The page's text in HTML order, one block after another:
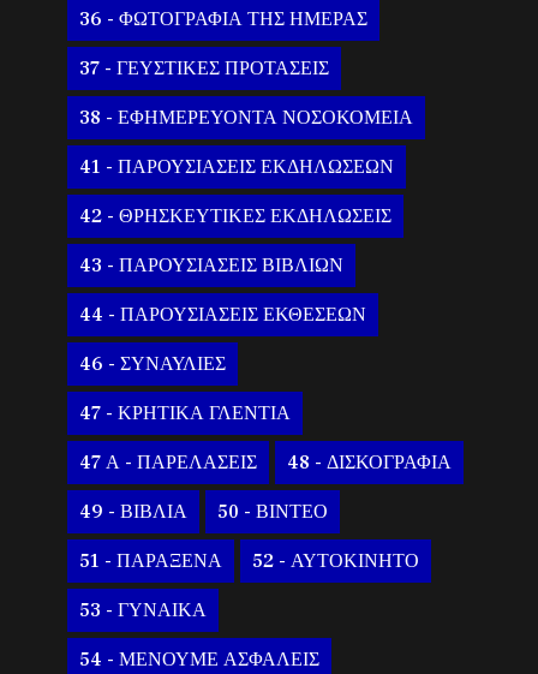
36 - ΦΩΤΟΓΡΑΦΙΑ ΤΗΣ ΗΜΕΡΑΣ
37 - ΓΕΥΣΤΙΚΕΣ ΠΡΟΤΑΣΕΙΣ
38 - ΕΦΗΜΕΡΕΥΟΝΤΑ ΝΟΣΟΚΟΜΕΙΑ
41 - ΠΑΡΟΥΣΙΑΣΕΙΣ ΕΚΔΗΛΩΣΕΩΝ
42 - ΘΡΗΣΚΕΥΤΙΚΕΣ ΕΚΔΗΛΩΣΕΙΣ
43 - ΠΑΡΟΥΣΙΑΣΕΙΣ ΒΙΒΛΙΩΝ
44 - ΠΑΡΟΥΣΙΑΣΕΙΣ ΕΚΘΕΣΕΩΝ
46 - ΣΥΝΑΥΛΙΕΣ
47 - ΚΡΗΤΙΚΑ ΓΛΕΝΤΙΑ
47 Α - ΠΑΡΕΛΑΣΕΙΣ 48 - ΔΙΣΚΟΓΡΑΦΙΑ
49 - ΒΙΒΛΙΑ 50 - ΒΙΝΤΕΟ
51 - ΠΑΡΑΞΕΝΑ 52 - ΑΥΤΟΚΙΝΗΤΟ
53 - ΓΥΝΑΙΚΑ
54 - ΜΕΝΟΥΜΕ ΑΣΦΑΛΕΙΣ